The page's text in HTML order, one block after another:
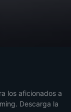
los aficionados a
Descarga la